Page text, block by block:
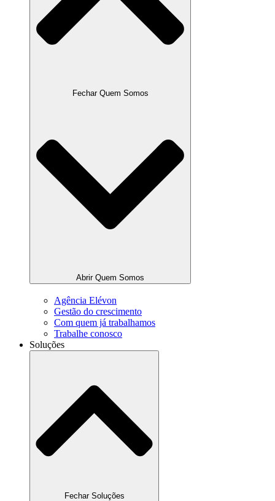
Fechar Quem Somos
Abrir Quem Somos
Agência Elévon
Gestão do crescimento
Com quem já trabalhamos
Trabalhe conosco
Soluções
Fechar Soluções